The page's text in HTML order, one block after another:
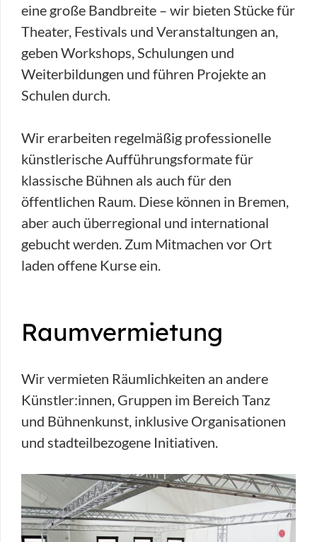
eine große Bandbreite – wir bieten Stücke für
Theater, Festivals und Veranstaltungen an,
geben Workshops, Schulungen und
Weiterbildungen und führen Projekte an
Schulen durch.
Wir erarbeiten regelmäßig professionelle
künstlerische Aufführungsformate für
klassische Bühnen als auch für den
öffentlichen Raum. Diese können in Bremen,
aber auch überregional und international
gebucht werden. Zum Mitmachen vor Ort
laden offene Kurse ein.
Raumvermietung
Wir vermieten Räumlichkeiten an andere
Künstler:innen, Gruppen im Bereich Tanz
und Bühnenkunst, inklusive Organisationen
und stadteilbezogene Initiativen.